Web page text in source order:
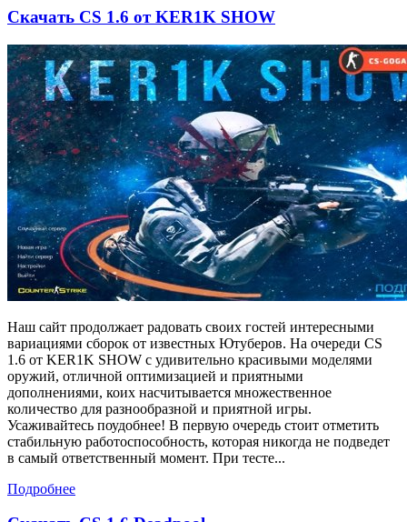
Скачать CS 1.6 от KER1K SHOW
Наш сайт продолжает радовать своих гостей интересными
вариациями сборок от известных Ютуберов. На очереди CS
1.6 от KER1K SHOW с удивительно красивыми моделями
оружий, отличной оптимизацией и приятными
дополнениями, коих насчитывается множественное
количество для разнообразной и приятной игры.
Усаживайтесь поудобнее! В первую очередь стоит отметить
стабильную работоспособность, которая никогда не подведет
в самый ответственный момент. При тесте...
Подробнее